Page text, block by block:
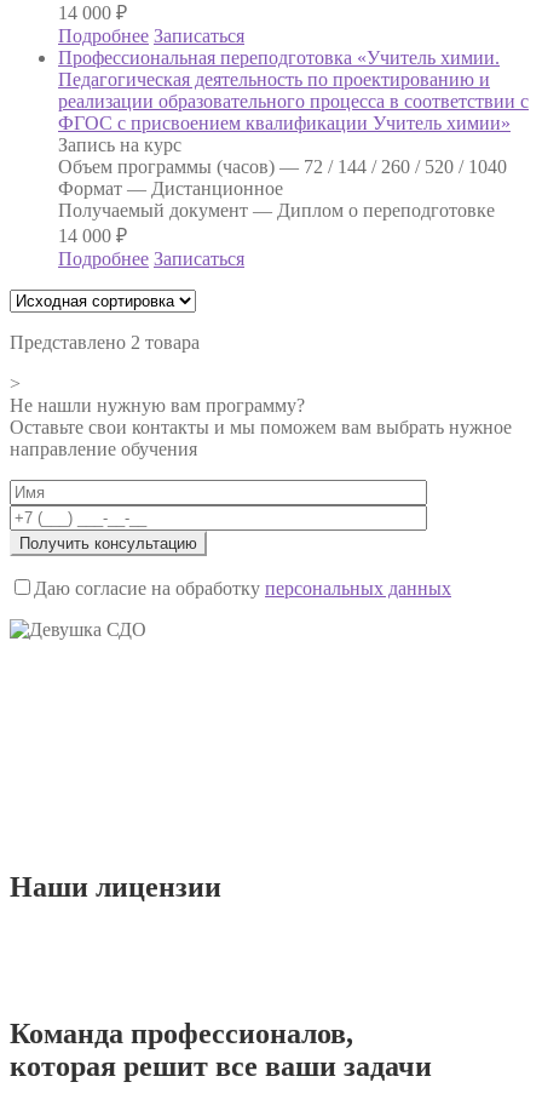
14 000 ₽
Подробнее Записаться
Профессиональная переподготовка «Учитель химии.
Педагогическая деятельность по проектированию и
реализации образовательного процесса в соответствии с
ФГОС с присвоением квалификации Учитель химии»
Запись на курс
Объем программы (часов) — 72 / 144 / 260 / 520 / 1040
Формат — Дистанционное
Получаемый документ — Диплом о переподготовке
14 000 ₽
Подробнее Записаться
Представлено 2 товара
>
Не нашли нужную вам программу?
Оставьте свои контакты и мы поможем вам выбрать нужное
направление обучения
Даю согласие на обработку персональных данных
Наши лицензии
Команда профессионалов,
которая решит все ваши задачи